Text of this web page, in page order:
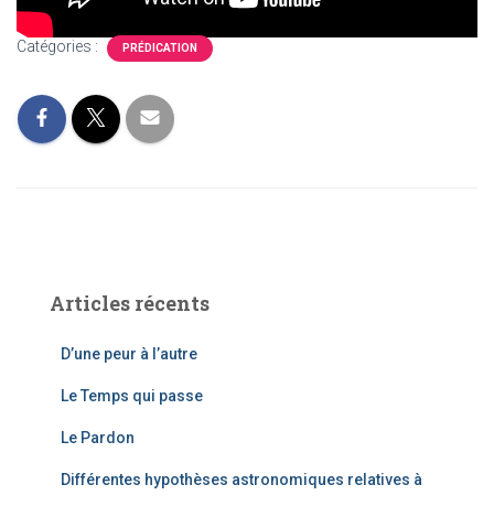
Catégories : PRÉDICATION
Articles récents
D’une peur à l’autre
Le Temps qui passe
Le Pardon
Différentes hypothèses astronomiques relatives à